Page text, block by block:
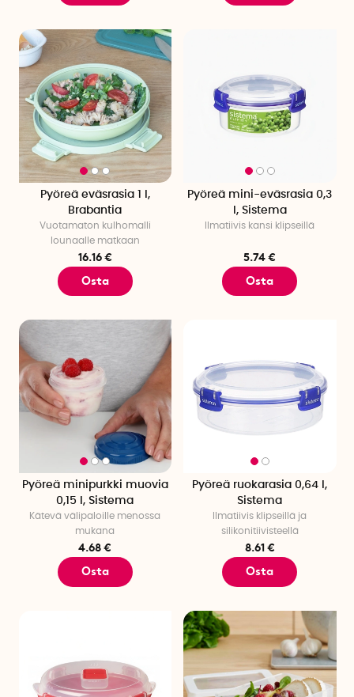
Pyöreä eväsrasia 1 l,
Brabantia
Vuotamaton kulhomalli
lounaalle matkaan
16.16 €
Osta
Pyöreä mini-eväsrasia 0,3
l, Sistema
Ilmatiivis kansi klipseillä
5.74 €
Osta
Pyöreä minipurkki muovia
0,15 l, Sistema
Kätevä välipaloille menossa
mukana
4.68 €
Osta
Pyöreä ruokarasia 0,64 l,
Sistema
Ilmatiivis klipseillä ja
silikonitiivisteellä
8.61 €
Osta